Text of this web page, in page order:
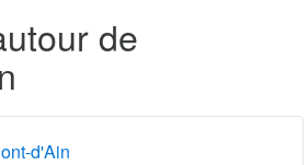
de
d'Ain